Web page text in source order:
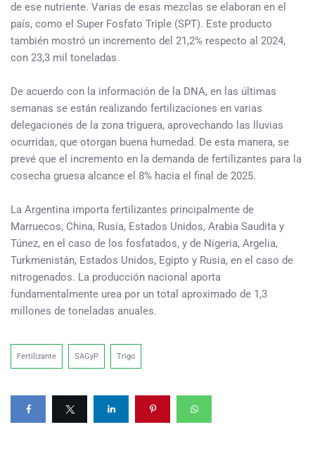
de ese nutriente. Varias de esas mezclas se elaboran en el
país, como el Super Fosfato Triple (SPT). Este producto
también mostró un incremento del 21,2% respecto al 2024,
con 23,3 mil toneladas.
De acuerdo con la información de la DNA, en las últimas
semanas se están realizando fertilizaciones en varias
delegaciones de la zona triguera, aprovechando las lluvias
ocurridas, que otorgan buena humedad. De esta manera, se
prevé que el incremento en la demanda de fertilizantes para la
cosecha gruesa alcance el 8% hacia el final de 2025.
La Argentina importa fertilizantes principalmente de
Marruecos, China, Rusia, Estados Unidos, Arabia Saudita y
Túnez, en el caso de los fosfatados, y de Nigeria, Argelia,
Turkmenistán, Estados Unidos, Egipto y Rusia, en el caso de
nitrogenados. La producción nacional aporta
fundamentalmente urea por un total aproximado de 1,3
millones de toneladas anuales.
Fertilizante SAGyP Trigo